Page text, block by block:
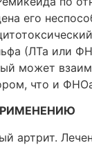
его
(ЛТа или
может
что и
артрит.